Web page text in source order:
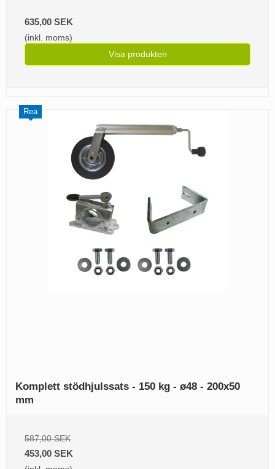
635,00 SEK
(inkl. moms)
Visa produkten
Rea
Komplett stödhjulssats - 150 kg - ø48 - 200x50
mm
587,00 SEK
453,00 SEK